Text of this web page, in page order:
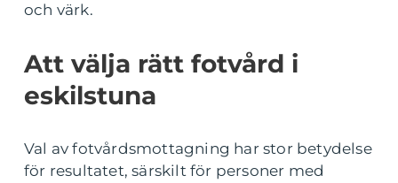
och värk.
Att välja rätt fotvård i
eskilstuna
Val av fotvårdsmottagning har stor betydelse
för resultatet, särskilt för personer med